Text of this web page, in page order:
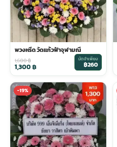
พวงหรีด วัดแก้วฟ้าจุฬามณี
1,600฿
1,300฿
มัดจำเพียง
฿260
-19%